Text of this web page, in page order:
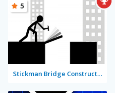
Stickman Bridge Constructor
5